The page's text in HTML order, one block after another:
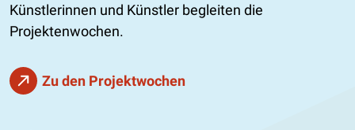
Künstlerinnen und Künstler begleiten die
Projektenwochen.
Zu den Projektwochen